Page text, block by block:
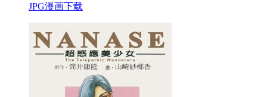
JPG漫画下载